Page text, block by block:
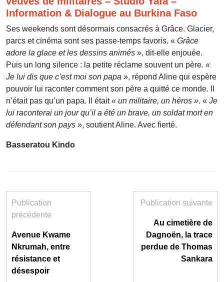
Information & Dialogue au Burkina Faso
Ses weekends sont désormais consacrés à Grâce. Glacier,
parcs et cinéma sont ses passe-temps favoris. « Grâce
adore la glace et les dessins animés », dit-elle enjouée.
Puis un long silence : la petite réclame souvent un père. «
Je lui dis que c’est moi son papa », répond Aline qui espère
pouvoir lui raconter comment son père a quitté ce monde. Il
n’était pas qu’un papa. Il était« un militaire, un héros ». « Je
lui raconterai un jour qu’il a été un brave, un soldat mort en
défendant son pays », soutient Aline. Avec fierté.
Basseratou Kindo
Publication
précédente
Avenue Kwame
Nkrumah, entre
résistance et
désespoir
Publication suivante
Au cimetière de
Dagnoën, la trace
perdue de Thomas
Sankara